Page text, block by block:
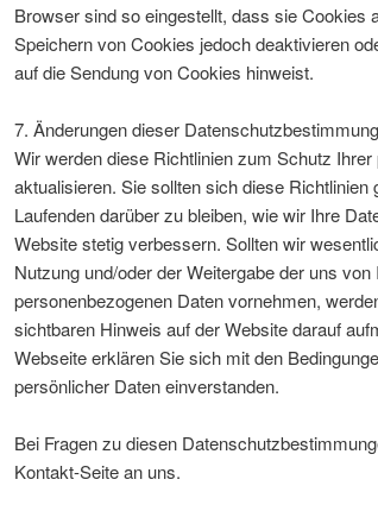
Browser sind so eingestellt, dass sie Cookies
Speichern von Cookies jedoch deaktivieren
auf die Sendung von Cookies hinweist.
7. Änderungen dieser
Wir werden diese Richtlinien zum Schutz
aktualisieren. Sie sollten sich diese
Laufenden darüber zu bleiben, wie wir Ihre
Website stetig verbessern. Sollten wir
Nutzung und/oder der Weitergabe der uns
personenbezogenen Daten vornehmen,
sichtbaren Hinweis auf der Website darauf
Webseite erklären Sie sich mit den
persönlicher Daten einverstanden.
Bei Fragen zu diesen
Kontakt-Seite an uns.